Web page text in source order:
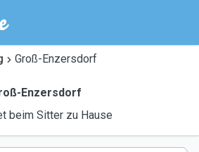
Groß-Enzersdorf
Enzersdorf
beim Sitter zu Hause